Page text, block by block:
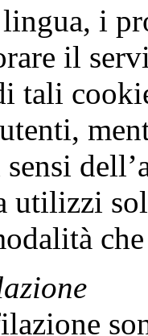
i
il
tali
utilizzi